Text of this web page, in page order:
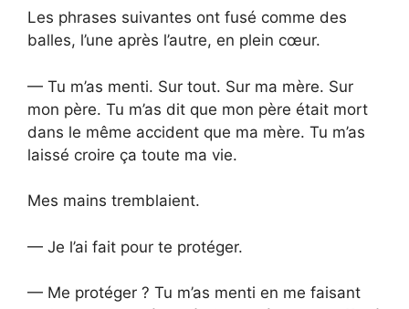
Les phrases suivantes ont fusé comme des
balles, l’une après l’autre, en plein cœur.
— Tu m’as menti. Sur tout. Sur ma mère. Sur
mon père. Tu m’as dit que mon père était mort
dans le même accident que ma mère. Tu m’as
laissé croire ça toute ma vie.
Mes mains tremblaient.
— Je l’ai fait pour te protéger.
— Me protéger ? Tu m’as menti en me faisant